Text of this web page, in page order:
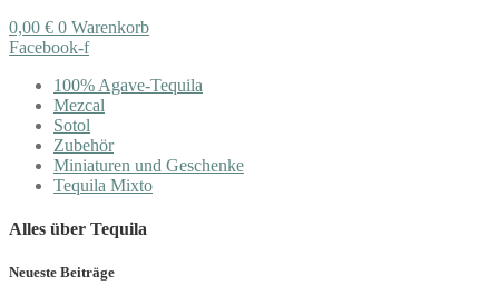
0,00 € 0 Warenkorb
Facebook-f
100% Agave-Tequila
Mezcal
Sotol
Zubehör
Miniaturen und Geschenke
Tequila Mixto
Alles über Tequila
Neueste Beiträge